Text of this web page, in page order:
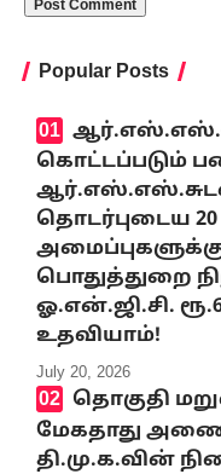
Popular Posts
கொட்டப்படும்
தொடர்புடைய 20
பொதுத்துறை
ஓ.என்.ஜி.சி.
உதவியாம்!
July 20, 2026
தொகுதி
மேகதாது
தி.மு.க.வின்